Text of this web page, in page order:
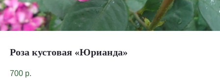
Роза кустовая «Юрианда»
700 р.